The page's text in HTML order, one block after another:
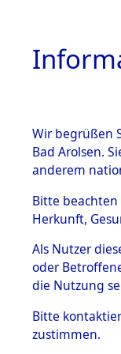
BESTÄNDE
mente
1.2.9 Beim
verwahrte
1.2.9.1
Effekten
Wir begrüßen
Bad Arolsen.
anderem
Bitte beachten
Herkunft,
Als Nutzer
oder
die Nutzung
Bitte
zustimmen.